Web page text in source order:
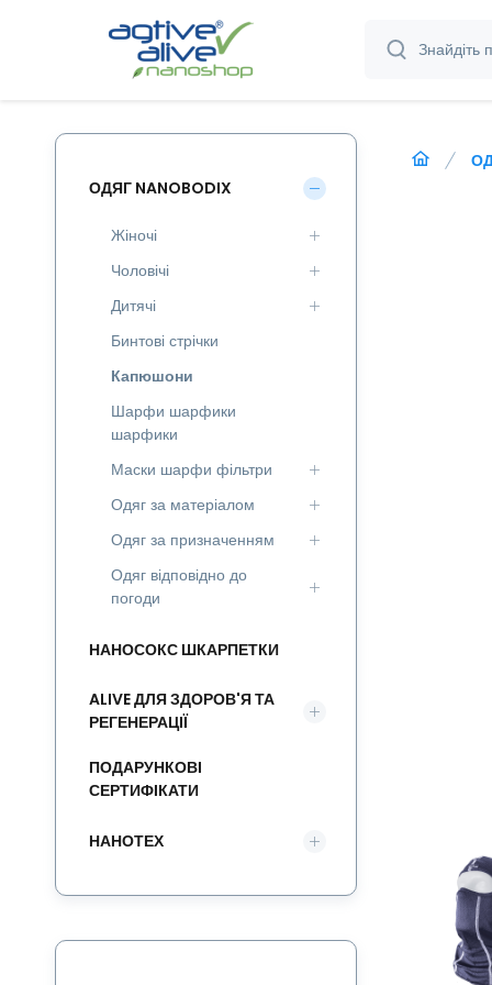
ОДЯГ NANOBODIX
Жіночі
Чоловічі
Дитячі
Бинтові стрічки
Капюшони
Шарфи шарфики
шарфики
Маски шарфи фільтри
Одяг за матеріалом
Одяг за призначенням
Одяг відповідно до
погоди
НАНОСОКС ШКАРПЕТКИ
ALIVE ДЛЯ ЗДОРОВ'Я ТА
РЕГЕНЕРАЦІЇ
ПОДАРУНКОВІ
СЕРТИФІКАТИ
НАНОТЕХ